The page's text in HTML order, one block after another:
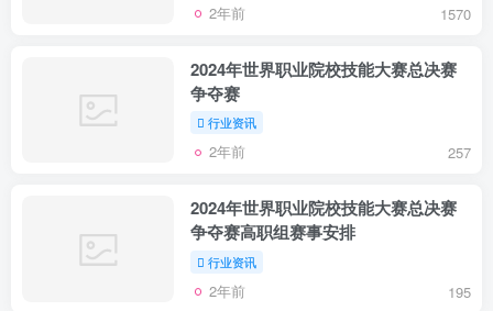
2年前 1570
2024年世界职业院校技能大赛总决赛
争夺赛
行业资讯
2年前 257
2024年世界职业院校技能大赛总决赛
争夺赛高职组赛事安排
行业资讯
2年前 195